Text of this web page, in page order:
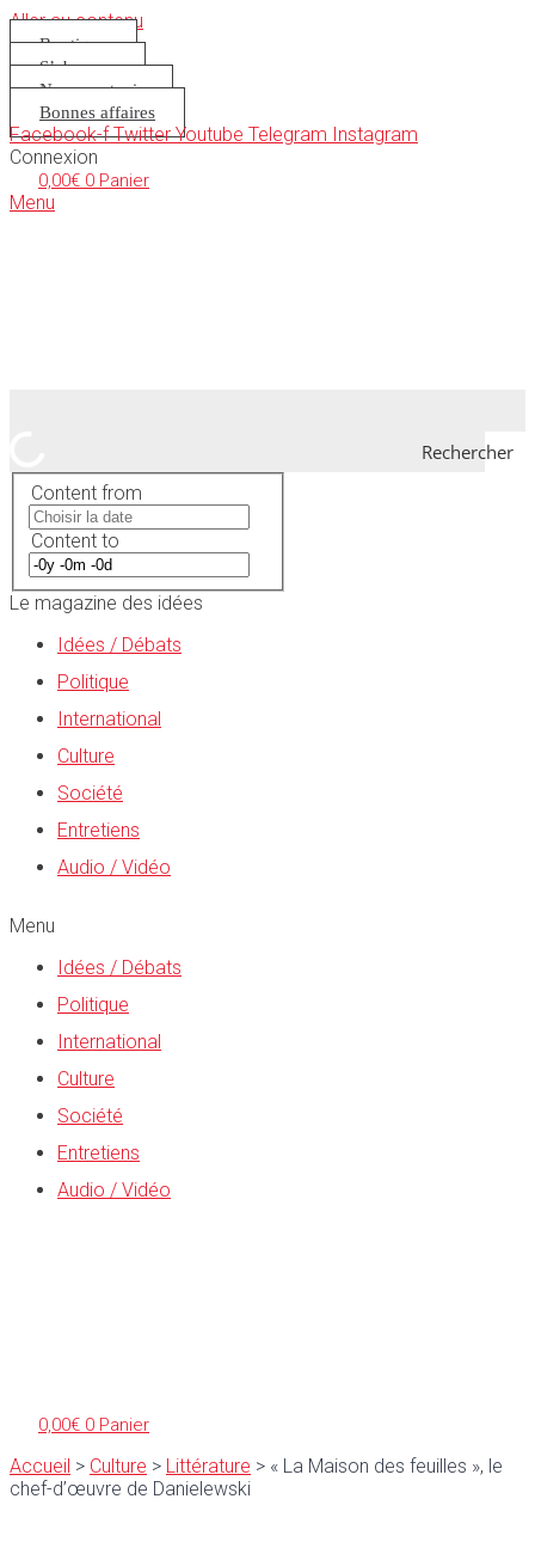
Aller au contenu
Boutique
S’abonner
Nous soutenir
Bonnes affaires
Facebook-f Twitter Youtube Telegram Instagram
Connexion
0,00€ 0 Panier
Menu
Rechercher
Content from
Content to
Le magazine des idées
Idées / Débats
Politique
International
Culture
Société
Entretiens
Audio / Vidéo
Menu
Idées / Débats
Politique
International
Culture
Société
Entretiens
Audio / Vidéo
0,00€ 0 Panier
Accueil > Culture > Littérature > « La Maison des feuilles », le
chef-d’œuvre de Danielewski